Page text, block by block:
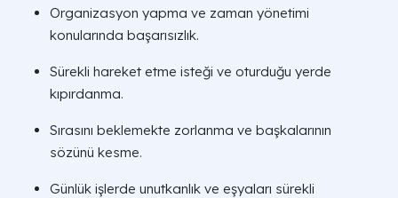
Organizasyon yapma ve zaman yönetimi
konularında başarısızlık.
Sürekli hareket etme isteği ve oturduğu yerde
kıpırdanma.
Sırasını beklemekte zorlanma ve başkalarının
sözünü kesme.
Günlük işlerde unutkanlık ve eşyaları sürekli